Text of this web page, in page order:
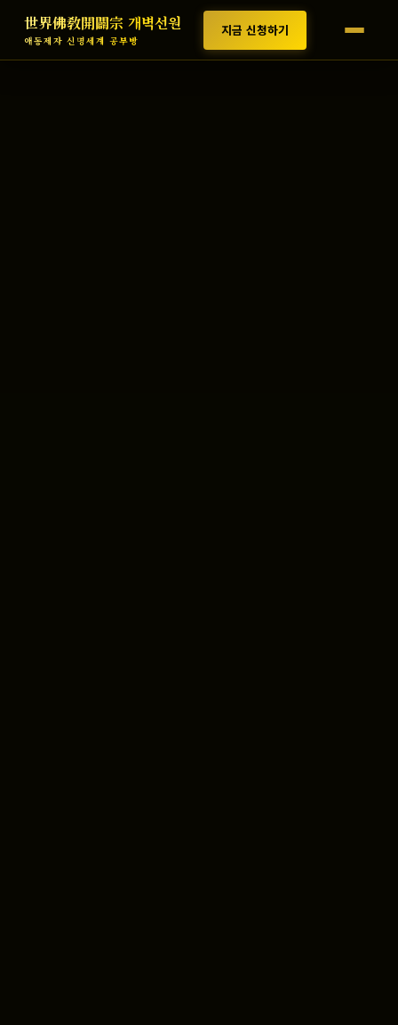
世界佛敎開闢宗 개벽선원
애동제자 신명세계 공부방
지금 신청하기